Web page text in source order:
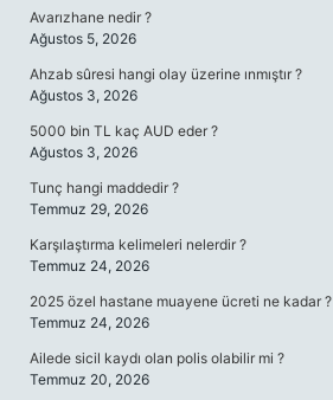
Avarızhane nedir ?
Ağustos 5, 2026
Ahzab sûresi hangi olay üzerine ınmıştır ?
Ağustos 3, 2026
5000 bin TL kaç AUD eder ?
Ağustos 3, 2026
Tunç hangi maddedir ?
Temmuz 29, 2026
Karşılaştırma kelimeleri nelerdir ?
Temmuz 24, 2026
2025 özel hastane muayene ücreti ne kadar ?
Temmuz 24, 2026
Ailede sicil kaydı olan polis olabilir mi ?
Temmuz 20, 2026